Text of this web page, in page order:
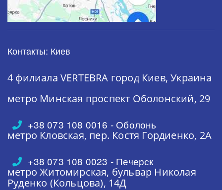
Контакты: Киев
4 филиала VERTEBRA город Киев, Украина
метро Минская проспект Оболонский, 29
+38 073 108 0016 - Оболонь
метро Кловская, пер. Костя Гордиенко, 2А
+38 073 108 0023 - Печерск
метро Житомирская, бульвар Николая
Руденко (Кольцова), 14Д